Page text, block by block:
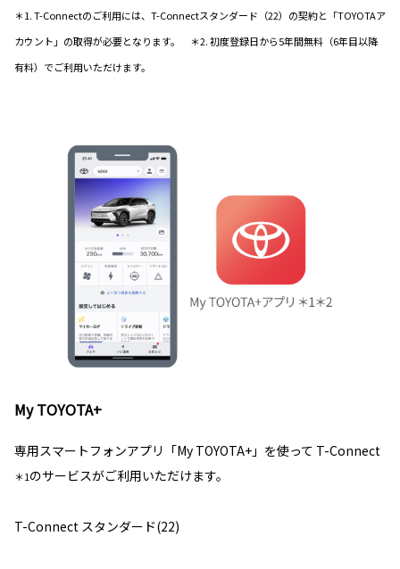
＊1. T-Connectのご利用には、T-Connectスタンダード（22）の契約と「TOYOTAア
カウント」の取得が必要となります。 ＊2. 初度登録日から5年間無料（6年目以降
有料）でご利用いただけます。
My TOYOTA+
専用スマートフォンアプリ「My TOYOTA+」を使って T-Connect
＊1のサービスがご利用いただけます。
T-Connect スタンダード(22)